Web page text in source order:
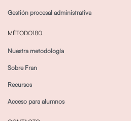
Gestión procesal administrativa
MÉTODO180
Nuestra metodología
Sobre Fran
Recursos
Acceso para alumnos